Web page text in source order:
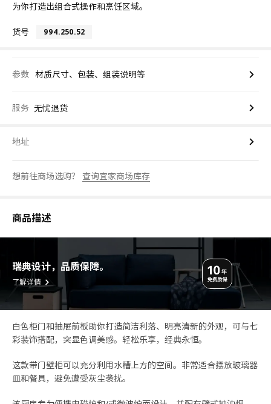
为你打造出组合式操作和烹饪区域。
货号 994.250.52
参数 材质尺寸、包装、组装说明等
服务 无忧退货
地址
想前往商场选购？ 查询宜家商场库存
商品描述
瑞典设计，品质保障。
了解详情
白色柜门和抽屉前板助你打造简洁利落、明亮清新的外观，可与七
彩装饰搭配，突显色调美感。轻松乐享，经典永恒。
这款带门壁柜可以充分利用水槽上方的空间。非常适合摆放玻璃器
皿和餐具，避免遭受灰尘袭扰。